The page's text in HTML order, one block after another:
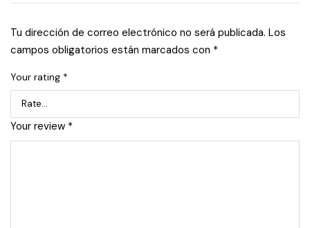
Tu dirección de correo electrónico no será publicada. Los
campos obligatorios están marcados con *
Your rating *
Your review *